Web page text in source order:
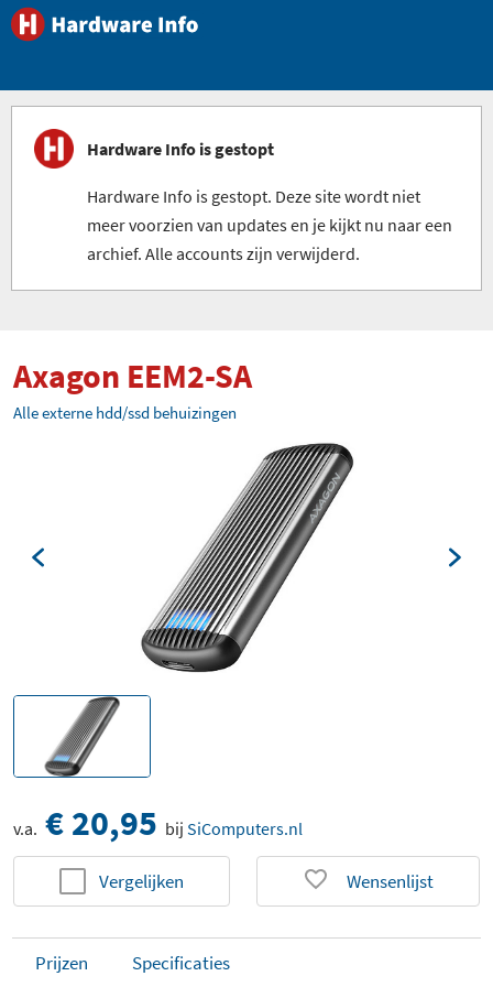
Hardware Info is gestopt
Hardware Info is gestopt. Deze site wordt niet
meer voorzien van updates en je kijkt nu naar een
archief. Alle accounts zijn verwijderd.
Axagon EEM2-SA
Alle externe hdd/ssd behuizingen
v.a. € 20,95 bij SiComputers.nl
Vergelijken Wensenlijst
Prijzen Specificaties